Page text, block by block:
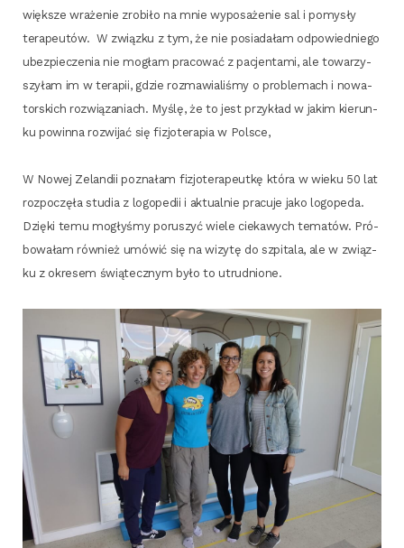
więk­sze wra­że­nie zro­bi­ło na mnie wypo­sa­że­nie sal i pomy­sły
tera­peu­tów. W związ­ku z tym, że nie posia­da­łam odpo­wied­nie­go
ubez­pie­cze­nia nie mogłam pra­co­wać z pacjen­ta­mi, ale towa­rzy­
szy­łam im w tera­pii, gdzie roz­ma­wia­li­śmy o pro­ble­mach i nowa­
tor­skich roz­wią­za­niach. Myślę, że to jest przy­kład w jakim kie­run­
ku powin­na roz­wi­jać się fizjo­te­ra­pia w Polsce,
W Nowej Zelan­dii pozna­łam fizjo­te­ra­peut­kę któ­ra w wie­ku 50 lat
roz­po­czę­ła stu­dia z logo­pe­dii i aktu­al­nie pra­cu­je jako logo­pe­da.
Dzię­ki temu mogły­śmy poru­szyć wie­le cie­ka­wych tema­tów. Pró­
bo­wa­łam rów­nież umó­wić się na wizy­tę do szpi­ta­la, ale w związ­
ku z okre­sem świą­tecz­nym było to utrudnione.